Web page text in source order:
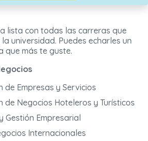
lista con todas las carreras que
universidad. Puedes echarles un
que más te guste.
de Empresas y Servicios
de Negocios Hoteleros y Turísticos
Gestión Empresarial
Internacionales